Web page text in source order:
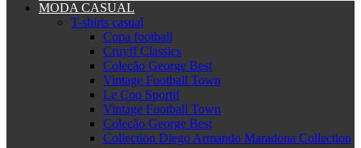
MODA CASUAL
T-shirts casual
Copa football
Cruyff Classics
Coleção George Best
Vintage Football Town
Le Coq Sportif
Vintage Football Town
Coleção George Best
Collection Diego Armando Maradona Collection